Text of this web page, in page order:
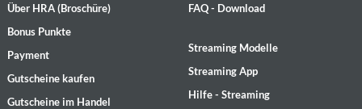
Über HRA (Broschüre)
Bonus Punkte
Payment
Gutscheine kaufen
Gutscheine im Handel
FAQ - Download
Streaming Modelle
Streaming App
Hilfe - Streaming